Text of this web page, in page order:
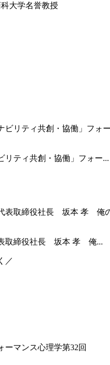
大学名誉教授
リティ共創・協働」フォー...
表取締役社長 坂本 孝 俺...
／